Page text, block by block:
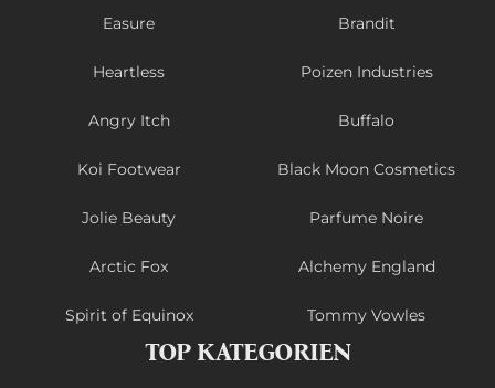
Easure Brandit
Heartless Poizen Industries
Angry Itch Buffalo
Koi Footwear Black Moon Cosmetics
Jolie Beauty Parfume Noire
Arctic Fox Alchemy England
Spirit of Equinox Tommy Vowles
TOP KATEGORIEN